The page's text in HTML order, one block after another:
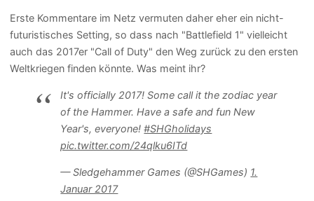
Erste Kommentare im Netz vermuten daher eher ein nicht-
futuristisches Setting, so dass nach "Battlefield 1" vielleicht
auch das 2017er "Call of Duty" den Weg zurück zu den ersten
Weltkriegen finden könnte. Was meint ihr?
It's officially 2017! Some call it the zodiac year
of the Hammer. Have a safe and fun New
Year's, everyone!#SHGholidays
pic.twitter.com/24qlku6ITd
— Sledgehammer Games (@SHGames) 1.
Januar 2017